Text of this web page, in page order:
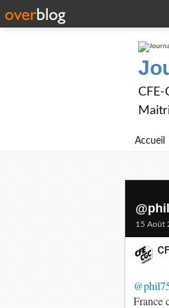
CFE-
Accueil
15 Août
France